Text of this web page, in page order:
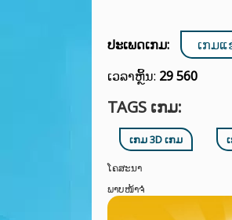
ປະເພດເກມ:
ເກມແ
ເວລາຫຼິ້ນ: 29 560
TAGS ເກມ:
ເກມ 3D ເກມ
ໂຄສະນາ
ພາບໜ້າຈໍ